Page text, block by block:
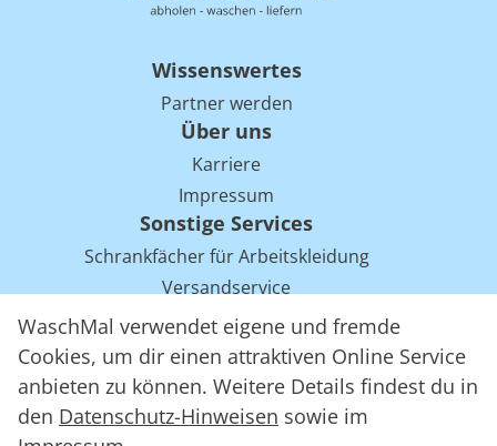
WaschMal verwendet eigene und fremde
Cookies, um dir einen attraktiven Online Service
anbieten zu können. Weitere Details findest du in
den Datenschutz-Hinweisen sowie im
Wissenswertes
Partner werden
Über uns
Karriere
Impressum
Sonstige Services
Schrankfächer für Arbeitskleidung
Versandservice
Einsparpotentiale für Mietwäsche bei Arbeitskleidung
Arbeitskleidung Tracking mit RFID
WaschMal GmbH 2016 – 2026